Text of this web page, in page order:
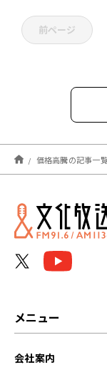
前ページ
価格高騰の記事一
メニュー
会社案内